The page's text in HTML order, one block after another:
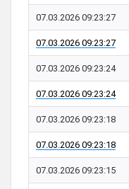
07.03.2026 09:23:27
07.03.2026 09:23:27
07.03.2026 09:23:24
07.03.2026 09:23:24
07.03.2026 09:23:18
07.03.2026 09:23:18
07.03.2026 09:23:15